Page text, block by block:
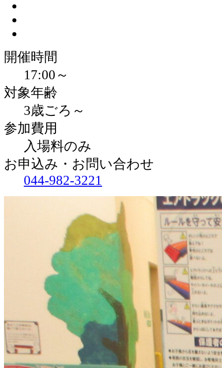
開催時間
17:00～
対象年齢
3歳ごろ～
参加費用
入場料のみ
お申込み・お問い合わせ
044-982-3221